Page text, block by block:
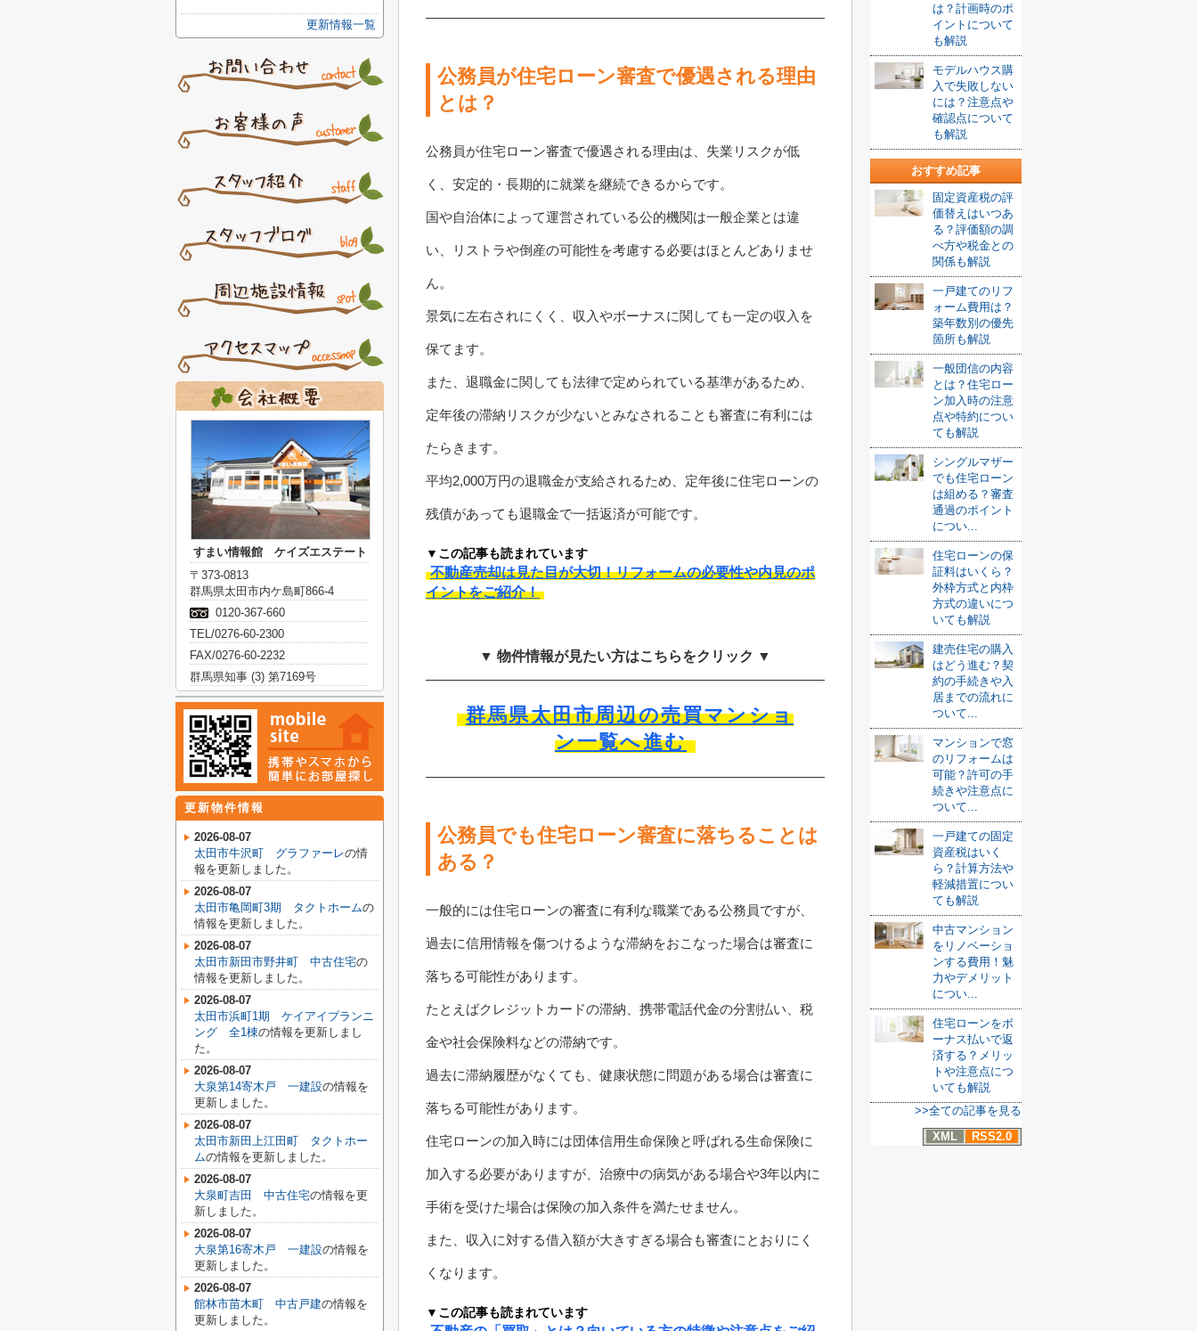
公務員が住宅ローン審査で優遇される理由
とは？
公務員が住宅ローン審査で優遇される理由は、失業リスクが低
く、安定的・長期的に就業を継続できるからです。
国や自治体によって運営されている公的機関は一般企業とは違
い、リストラや倒産の可能性を考慮する必要はほとんどありませ
ん。
景気に左右されにくく、収入やボーナスに関しても一定の収入を
保てます。
また、退職金に関しても法律で定められている基準があるため、
定年後の滞納リスクが少ないとみなされることも審査に有利には
たらきます。
平均2,000万円の退職金が支給されるため、定年後に住宅ローンの
残債があっても退職金で一括返済が可能です。
▼この記事も読まれています
不動産売却は見た目が大切！リフォームの必要性や内見のポ
イントをご紹介！
▼ 物件情報が見たい方はこちらをクリック ▼
群馬県太田市周辺の売買マンショ
ン一覧へ進む
公務員でも住宅ローン審査に落ちることは
ある？
一般的には住宅ローンの審査に有利な職業である公務員ですが、
過去に信用情報を傷つけるような滞納をおこなった場合は審査に
落ちる可能性があります。
たとえばクレジットカードの滞納、携帯電話代金の分割払い、税
金や社会保険料などの滞納です。
過去に滞納履歴がなくても、健康状態に問題がある場合は審査に
落ちる可能性があります。
住宅ローンの加入時には団体信用生命保険と呼ばれる生命保険に
加入する必要がありますが、治療中の病気がある場合や3年以内に
手術を受けた場合は保険の加入条件を満たせません。
また、収入に対する借入額が大きすぎる場合も審査にとおりにく
くなります。
▼この記事も読まれています
は？計画時のポ
イントについて
も解説
モデルハウス購
入で失敗しない
には？注意点や
確認点について
も解説
おすすめ記事
固定資産税の評
価替えはいつあ
る？評価額の調
べ方や税金との
関係も解説
一戸建てのリフ
ォーム費用は？
築年数別の優先
箇所も解説
一般団信の内容
とは？住宅ロー
ン加入時の注意
点や特約につい
ても解説
シングルマザー
でも住宅ローン
は組める？審査
通過のポイント
につい...
住宅ローンの保
証料はいくら？
外枠方式と内枠
方式の違いにつ
いても解説
建売住宅の購入
はどう進む？契
約の手続きや入
居までの流れに
ついて...
マンションで窓
のリフォームは
可能？許可の手
続きや注意点に
ついて...
一戸建ての固定
資産税はいく
ら？計算方法や
軽減措置につい
ても解説
中古マンション
をリノベーショ
ンする費用！魅
力やデメリット
につい...
住宅ローンをボ
ーナス払いで返
済する？メリッ
トや注意点につ
いても解説
>>全ての記事を見る
XML
RSS2.0
更新情報一覧
すまい情報館 ケイズエステート
〒373-0813
群馬県太田市内ケ島町866-4
0120-367-660
TEL/0276-60-2300
FAX/0276-60-2232
群馬県知事 (3) 第7169号
更新物件情報
2026-08-07
太田市牛沢町 グラファーレの情
報を更新しました。
2026-08-07
太田市亀岡町3期 タクトホームの
情報を更新しました。
2026-08-07
太田市新田市野井町 中古住宅の
情報を更新しました。
2026-08-07
太田市浜町1期 ケイアイプランニ
ング 全1棟の情報を更新しまし
た。
2026-08-07
大泉第14寄木戸 一建設の情報を
更新しました。
2026-08-07
太田市新田上江田町 タクトホー
ムの情報を更新しました。
2026-08-07
大泉町吉田 中古住宅の情報を更
新しました。
2026-08-07
大泉第16寄木戸 一建設の情報を
更新しました。
2026-08-07
館林市苗木町 中古戸建の情報を
更新しました。